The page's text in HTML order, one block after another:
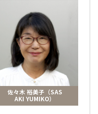
佐々木 裕美子（SAS
AKI YUMIKO）